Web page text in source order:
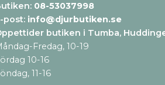
08-53037998
post: info@djurbutiken.se
butiken i Tumba,
Fredag, 10-19
10-16
11-16